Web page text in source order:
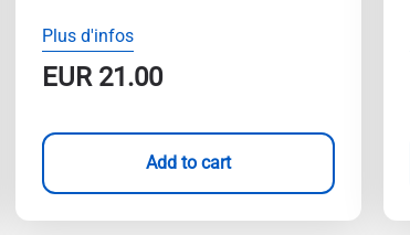
Plus d'infos
EUR21.00
Add to cart